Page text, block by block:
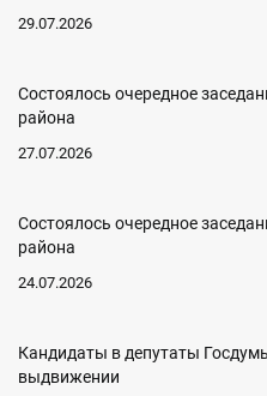
29.07.2026
Состоялось очередное
района
27.07.2026
Состоялось очередное
района
24.07.2026
Кандидаты в депутаты
выдвижении